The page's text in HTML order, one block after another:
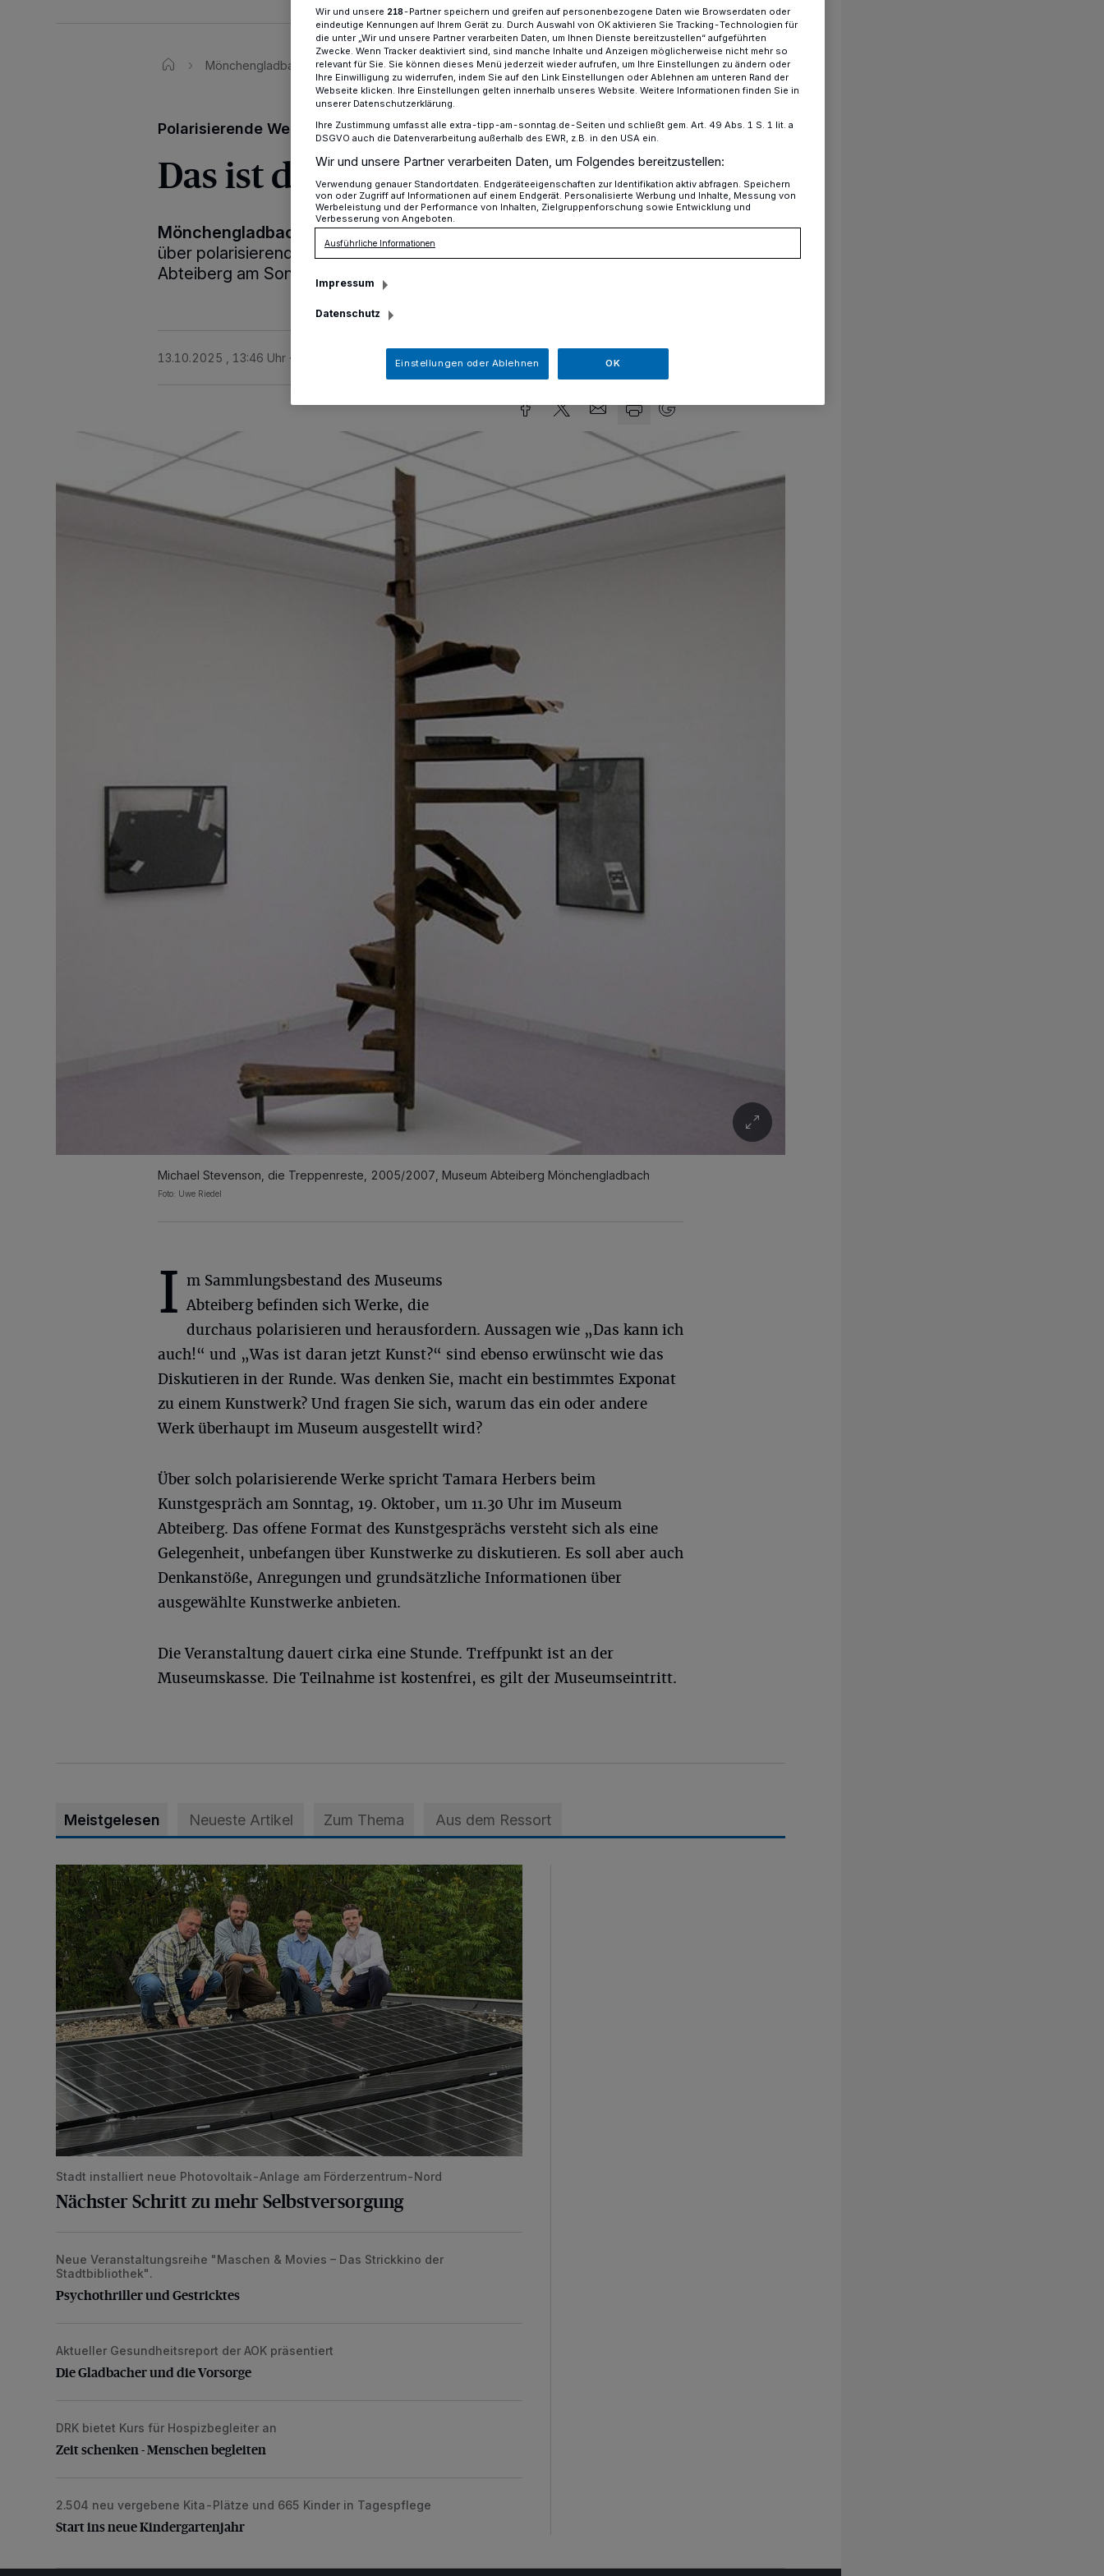
Mönchengladbach Kunstgespräch im Museum Abteiberg
Polarisierende Werke im Museum Abteiberg
Das ist doch keine Kunst
Mönchengladbach ·Das ist doch keine Kunst – ein Kunstgespräch
über polarisierende Werke mit Tamara Herbers bietet das Museum
Abteiberg am Sonntag, 19. Oktober, um 11.30 Uhr an.
13.10.2025 , 13:46 Uhr Eine Minute Lesezeit
Michael Stevenson, die Treppenreste, 2005/2007, Museum Abteiberg Mönchengladbach
Foto: Uwe Riedel
I m Sammlungsbestand des Museums
Abteiberg befinden sich Werke, die
durchaus polarisieren und herausfordern. Aussagen wie „Das kann ich
auch!“ und „Was ist daran jetzt Kunst?“ sind ebenso erwünscht wie das
Diskutieren in der Runde. Was denken Sie, macht ein bestimmtes Exponat
zu einem Kunstwerk? Und fragen Sie sich, warum das ein oder andere
Werk überhaupt im Museum ausgestellt wird?
Über solch polarisierende Werke spricht Tamara Herbers beim
Kunstgespräch am Sonntag, 19. Oktober, um 11.30 Uhr im Museum
Abteiberg. Das offene Format des Kunstgesprächs versteht sich als eine
Gelegenheit, unbefangen über Kunstwerke zu diskutieren. Es soll aber auch
Denkanstöße, Anregungen und grundsätzliche Informationen über
ausgewählte Kunstwerke anbieten.
Die Veranstaltung dauert cirka eine Stunde. Treffpunkt ist an der
Museumskasse. Die Teilnahme ist kostenfrei, es gilt der Museumseintritt.
Meistgelesen Neueste Artikel Zum Thema Aus dem Ressort
Nächster Schritt zu mehr Selbstversorgung
Stadt installiert neue Photovoltaik-Anlage am Förderzentrum-Nord
Nächster Schritt zu mehr Selbstversorgung
Psychothriller und Gestricktes
Neue Veranstaltungsreihe "Maschen & Movies – Das Strickkino der
Stadtbibliothek".
Psychothriller und Gestricktes
Die Gladbacher und die Vorsorge
Aktueller Gesundheitsreport der AOK präsentiert
Die Gladbacher und die Vorsorge
Zeit schenken - Menschen begleiten
DRK bietet Kurs für Hospizbegleiter an
Zeit schenken - Menschen begleiten
Start ins neue Kindergartenjahr
2.504 neu vergebene Kita-Plätze und 665 Kinder in Tagespflege
Start ins neue Kindergartenjahr
Wir und unsere 218-Partner speichern und greifen auf personenbezogene Daten wie Browserdaten oder
eindeutige Kennungen auf Ihrem Gerät zu. Durch Auswahl von OK aktivieren Sie Tracking-Technologien für
die unter „Wir und unsere Partner verarbeiten Daten, um Ihnen Dienste bereitzustellen“ aufgeführten
Zwecke. Wenn Tracker deaktiviert sind, sind manche Inhalte und Anzeigen möglicherweise nicht mehr so
relevant für Sie. Sie können dieses Menü jederzeit wieder aufrufen, um Ihre Einstellungen zu ändern oder
Ihre Einwilligung zu widerrufen, indem Sie auf den Link Einstellungen oder Ablehnen am unteren Rand der
Webseite klicken. Ihre Einstellungen gelten innerhalb unseres Website. Weitere Informationen finden Sie in
unserer Datenschutzerklärung.
Ihre Zustimmung umfasst alle extra-tipp-am-sonntag.de-Seiten und schließt gem. Art. 49 Abs. 1 S. 1 lit. a
DSGVO auch die Datenverarbeitung außerhalb des EWR, z.B. in den USA ein.
Wir und unsere Partner verarbeiten Daten, um Folgendes bereitzustellen:
Verwendung genauer Standortdaten. Endgeräteeigenschaften zur Identifikation aktiv abfragen. Speichern
von oder Zugriff auf Informationen auf einem Endgerät. Personalisierte Werbung und Inhalte, Messung von
Werbeleistung und der Performance von Inhalten, Zielgruppenforschung sowie Entwicklung und
Verbesserung von Angeboten.
Ausführliche Informationen
Impressum
Datenschutz
Einstellungen oder Ablehnen OK